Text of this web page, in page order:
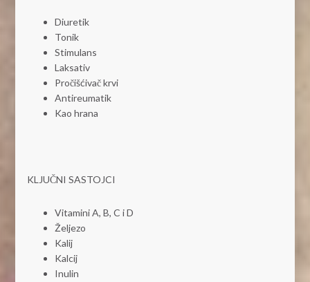
Diuretik
Tonik
Stimulans
Laksativ
Pročišćivač krvi
Antireumatik
Kao hrana
KLJUČNI SASTOJCI
Vitamini A, B, C i D
Željezo
Kalij
Kalcij
Inulin